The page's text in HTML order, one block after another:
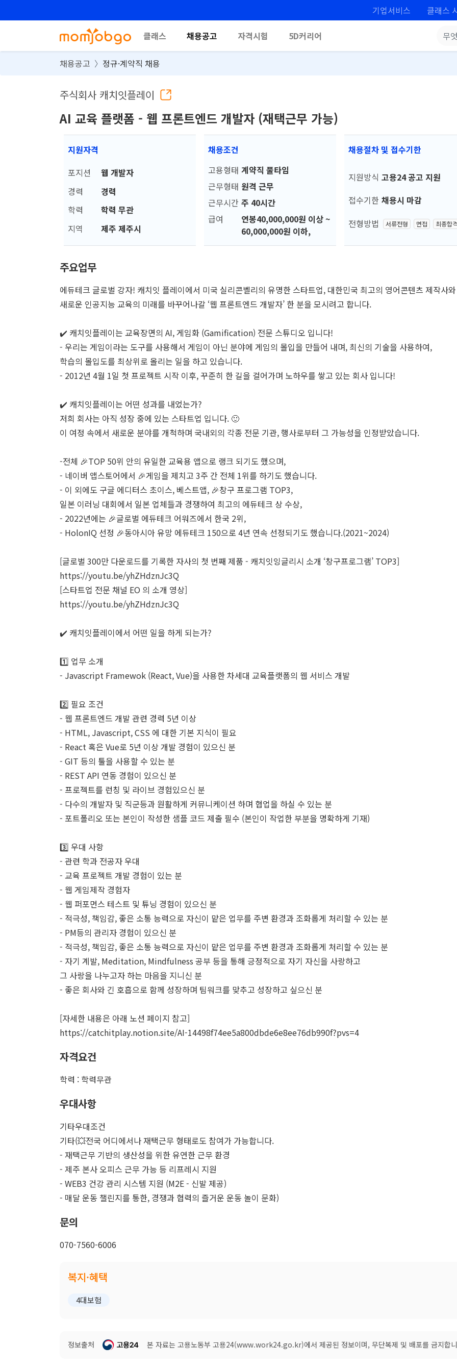
기업서비스 클래스
클래스 채용공고 자격시험 5D커리어
채용공고 정규·계약직 채용
주식회사 캐치잇플레이
AI 교육 플랫폼 - 웹 프론트엔드 개발자 (재택근무 가능)
지원자격
포지션
웹 개발자
경력
경력
학력
학력 무관
지역
제주 제주시
채용조건
고용형태 계약직 풀타임
근무형태 원격 근무
근무시간 주 40시간
급여
연봉40,000,000원 이상 ~
60,000,000원 이하,
채용절차 및 접수기한
지원방식 고용24 공고 지원
접수기한 채용시 마감
전형방법
서류전형 면접 최종합
주요업무
에듀테크 글로벌 강자! 캐치잇 플레이에서 미국 실리콘벨리의 유명한 스타트업, 대한민국 최고의 영어콘텐츠 제작사
새로운 인공지능 교육의 미래를 바꾸어나갈 ‘웹 프론트엔드 개발자’ 한 분을 모시려고 합니다.
✔️ 캐치잇플레이는 교육장면의 AI, 게임화 (Gamification) 전문 스튜디오 입니다!
- 우리는 게임이라는 도구를 사용해서 게임이 아닌 분야에 게임의 몰입을 만들어 내며, 최신의 기술을 사용하여,
학습의 몰입도를 최상위로 올리는 일을 하고 있습니다.
- 2012년 4월 1일 첫 프로젝트 시작 이후, 꾸준히 한 길을 걸어가며 노하우를 쌓고 있는 회사 입니다!
✔️ 캐치잇플레이는 어떤 성과를 내었는가?
저희 회사는 아직 성장 중에 있는 스타트업 입니다. 🙂
이 여정 속에서 새로운 분야를 개척하며 국내외의 각종 전문 기관, 행사로부터 그 가능성을 인정받았습니다.
-전체 🎉TOP 50위 안의 유일한 교육용 앱으로 랭크 되기도 했으며,
- 네이버 앱스토어에서 🎉게임을 제치고 3주 간 전체 1위를 하기도 했습니다.
- 이 외에도 구글 에디터스 초이스, 베스트앱, 🎉창구 프로그램 TOP3,
일본 이러닝 대회에서 일본 업체들과 경쟁하여 최고의 에듀테크 상 수상,
- 2022년에는 🎉글로벌 에듀테크 어워즈에서 한국 2위,
- HolonIQ 선정 🎉동아시아 유망 에듀테크 150으로 4년 연속 선정되기도 했습니다.(2021~2024)
[글로벌 300만 다운로드를 기록한 자사의 첫 번째 제품 - 캐치잇잉글리시 소개 ‘창구프로그램’ TOP3]
https://youtu.be/yhZHdznJc3Q
[스타트업 전문 채널 EO 의 소개 영상]
https://youtu.be/yhZHdznJc3Q
✔️ 캐치잇플레이에서 어떤 일을 하게 되는가?
1️⃣ 업무 소개
- Javascript Framewok (React, Vue)을 사용한 차세대 교육플랫폼의 웹 서비스 개발
2️⃣ 필요 조건
- 웹 프론트엔드 개발 관련 경력 5년 이상
- HTML, Javascript, CSS 에 대한 기본 지식이 필요
- React 혹은 Vue로 5년 이상 개발 경험이 있으신 분
- GIT 등의 툴을 사용할 수 있는 분
- REST API 연동 경험이 있으신 분
- 프로젝트를 런칭 및 라이브 경험있으신 분
- 다수의 개발자 및 직군등과 원활하게 커뮤니케이션 하며 협업을 하실 수 있는 분
- 포트폴리오 또는 본인이 작성한 샘플 코드 제출 필수 (본인이 작업한 부분을 명확하게 기재)
3️⃣ 우대 사항
- 관련 학과 전공자 우대
- 교육 프로젝트 개발 경험이 있는 분
- 웹 게임제작 경험자
- 웹 퍼포먼스 테스트 및 튜닝 경험이 있으신 분
- 적극성, 책임감, 좋은 소통 능력으로 자신이 맡은 업무를 주변 환경과 조화롭게 처리할 수 있는 분
- PM등의 관리자 경험이 있으신 분
- 적극성, 책임감, 좋은 소통 능력으로 자신이 맡은 업무를 주변 환경과 조화롭게 처리할 수 있는 분
- 자기 계발, Meditation, Mindfulness 공부 등을 통해 긍정적으로 자기 자신을 사랑하고
그 사랑을 나누고자 하는 마음을 지니신 분
- 좋은 회사와 긴 호흡으로 함께 성장하며 팀워크를 맞추고 성장하고 싶으신 분
[자세한 내용은 아래 노션 페이지 참고]
https://catchitplay.notion.site/AI-14498f74ee5a800dbde6e8ee76db990f?pvs=4
자격요건
학력 : 학력무관
우대사항
기타우대조건
기타(💥전국 어디에서나 재택근무 형태로도 참여가 가능합니다.
- 재택근무 기반의 생산성을 위한 유연한 근무 환경
- 제주 본사 오피스 근무 가능 등 리프레시 지원
- WEB3 건강 관리 시스템 지원 (M2E - 신발 제공)
- 매달 운동 챌린지를 통한, 경쟁과 협력의 즐거운 운동 놀이 문화)
문의
070-7560-6006
복지·혜택
4대보험
정보출처 본 자료는 고용노동부 고용24(www.work24.go.kr)에서 제공된 정보이며, 무단복제 및 배포를 금지합